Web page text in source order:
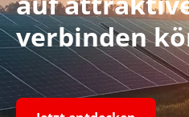
verbinden